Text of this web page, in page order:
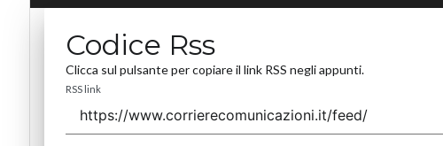
Codice Rss
Clicca sul pulsante per copiare il link RSS negli appunti.
RSS link